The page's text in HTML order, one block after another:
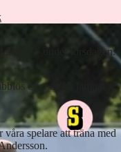
FF under torsdagen.
efter att ha lämnat
spelare att träna med